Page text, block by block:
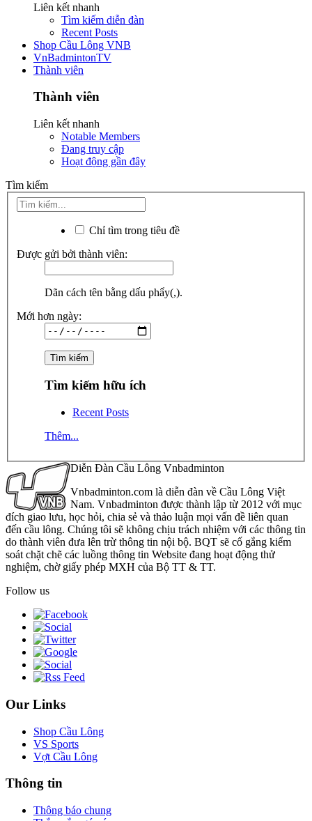
Liên kết nhanh
Tìm kiếm diễn đàn
Recent Posts
Shop Cầu Lông VNB
VnBadmintonTV
Thành viên
Thành viên
Liên kết nhanh
Notable Members
Đang truy cập
Hoạt động gần đây
Tìm kiếm
Chỉ tìm trong tiêu đề
Được gửi bởi thành viên:
Dãn cách tên bằng dấu phẩy(,).
Mới hơn ngày:
Tìm kiếm hữu ích
Recent Posts
Thêm...
Diễn Đàn Cầu Lông Vnbadminton
Vnbadminton.com là diễn đàn về Cầu Lông Việt
Nam. Vnbadminton được thành lập từ 2012 với mục
đích giao lưu, học hỏi, chia sẻ và thảo luận mọi vấn đề liên quan
đến cầu lông. Chúng tôi sẽ không chịu trách nhiệm với các thông tin
do thành viên đưa lên trừ thông tin nội bộ. BQT sẽ cố gắng kiểm
soát chặt chẽ các luồng thông tin Website đang hoạt động thử
nghiệm, chờ giấy phép MXH của Bộ TT & TT.
Follow us
Our Links
Shop Cầu Lông
VS Sports
Vợt Cầu Lông
Thông tin
Thông báo chung